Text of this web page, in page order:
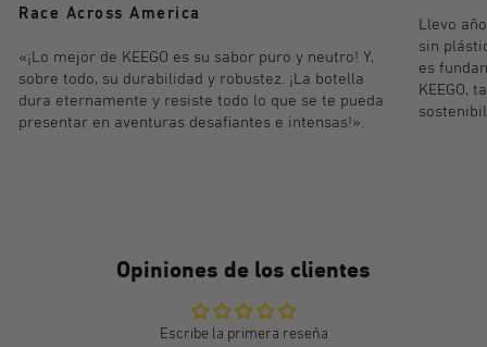
Race Across America
«¡Lo mejor de KEEGO es su sabor puro y neutro! Y,
sobre todo, su durabilidad y robustez. ¡La botella
dura eternamente y resiste todo lo que se te pueda
presentar en aventuras desafiantes e intensas!».
Llevo
sin
es
KEEGO,
Opiniones de los clientes
Escribe la primera reseña